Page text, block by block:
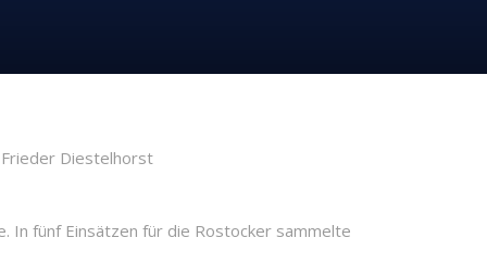
In fünf Einsätzen für die Rostocker sammelte